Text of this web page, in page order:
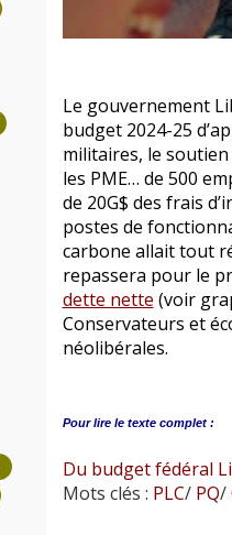
Le gouvernement
budget 2024-25
militaires, le
les PME… de 500
de 20G$ des frais
postes de
carbone allait tout
repassera pour le
dette nette (voir
Conservateurs et
néolibérales.
Pour lire le texte complet :
Du budget fédéral
Mots clés : PLC/PQ/